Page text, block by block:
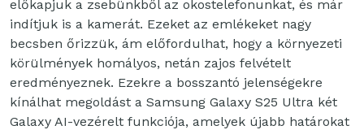
előkapjuk a zsebünkből az okostelefonunkat, és már
indítjuk is a kamerát. Ezeket az emlékeket nagy
becsben őrizzük, ám előfordulhat, hogy a környezeti
körülmények homályos, netán zajos felvételt
eredményeznek. Ezekre a bosszantó jelenségekre
kínálhat megoldást a Samsung Galaxy S25 Ultra két
Galaxy AI-vezérelt funkciója, amelyek újabb határokat